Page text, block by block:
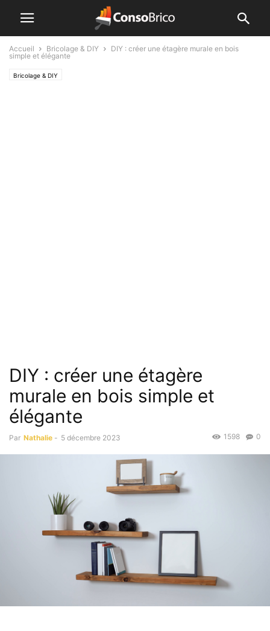
Accueil Bricolage & DIY
DIY : créer une étagère murale en bois
simple et élégante
Bricolage & DIY
DIY : créer une étagère
murale en bois simple et
élégante
Par Nathalie - 5 décembre 2023 0
1598